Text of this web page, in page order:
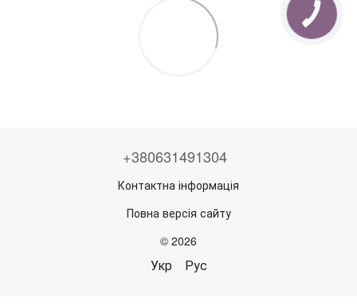
+380631491304
Контактна інформація
Повна версія сайту
© 2026
Укр Рус